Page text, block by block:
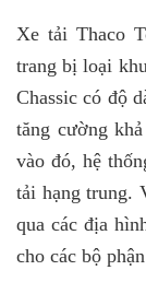
Xe tải Thaco
trang bị loại
Chassic có độ
tăng cường
vào đó, hệ
tải hạng trung.
qua các địa
cho các bộ